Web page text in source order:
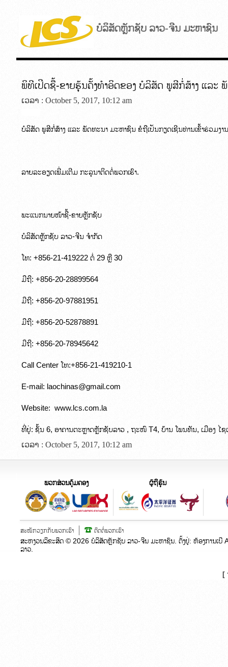
ບໍລິສັດຫຼັກຊັບ ລາວ-ຈີນ ມະຫາຊົນ
ພິທີເປີດຊື້-ຂາຍຮຸ້ນຄັ້ງທຳອິດຂອງ ບໍລິສັດ ພູສີກໍ່ສ້າງ ແລະ
ເວລາ : October 5, 2017, 10:12 am
ບໍລິສັດ ພູສີກໍ່ສ້າງ ແລະ ພັດທະນາ ມະຫາຊົນ ຂໍຖືເປັນກຽດເຊີນທ່ານເຂົ້າຮ່ວມງ
ລາຍລະອຽດເພີ່ມເຕີມ ກະລຸນາຕິດຕໍ່ພວກເຮົາ.
ພະແນກນາຍໜ້າຊື້-ຂາຍຫຼັກຊັບ
ບໍລິສັດຫຼັກຊັບ ລາວ-ຈີນ ຈຳກັດ
ໂທ: +856-21-419222 ຕໍ່ 29 ຫຼື 30
ມືຖື: +856-20-28899564
ມືຖື: +856-20-97881951
ມືຖື: +856-20-52878891
ມືຖື: +856-20-78945642
Call Center ໂທ:+856-21-419210-1
E-mail: laochinas@gmail.com
Website:  www.lcs.com.la
ທີ່ຢູ່: ຊັ້ນ 6, ອາຄານຕະຫຼາດຫຼັກຊັບລາວ , ຖະໜົ T4, ບ້ານ ໂພນທັນ, ເມືອງ
ເວລາ : October 5, 2017, 10:12 am
ພວກສ່ວນຄຸ້ມຄອງ ຜູ້ຖືຮຸ້ນ
ສະໝັກວຽກກັບພວກເຮົາ ຕິດຕໍ່ພວກເຮົາ
ສະຫງວນລິຂະສິດ © 2026 ບໍລິສັດຫຼັກຊັບ ລາວ-ຈີນ ມະຫາຊົນ. ຕັ້ງຢູ່:​ ຫ້ອງການເບີ
ລາວ.
[